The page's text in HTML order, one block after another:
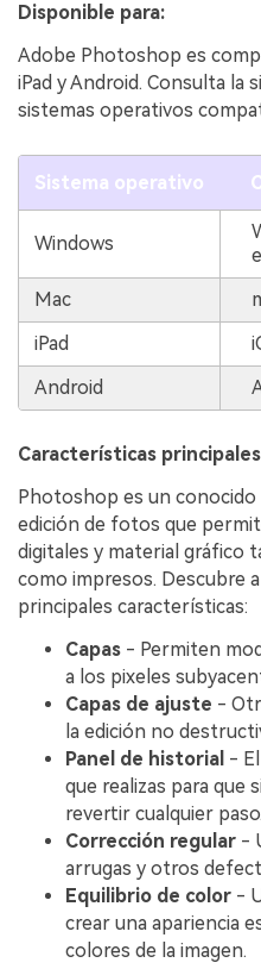
Disponible para:
Adobe Photoshop es
iPad y Android. Consulta la
sistemas operativos
Sistema operativo
Windows
Mac
iPad
Android
Características principales
Photoshop es un
edición de fotos que
digitales y material gráfico
como impresos. Descubre
principales características:
Capas - Permiten
a los pixeles
Capas de ajuste -
la edición no
Panel de historial -
que realizas para que
revertir cualquier paso.
Corrección regular -
arrugas y otros
Equilibrio de color -
crear una apariencia
colores de la imagen.